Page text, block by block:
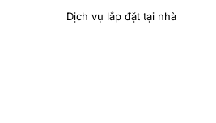
Dịch vụ lắp đặt tại nhà